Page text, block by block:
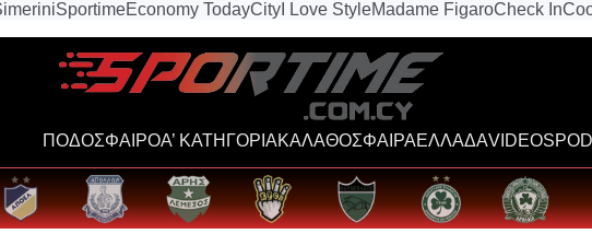
SportimeEconomy TodayCity I Love StyleMadame FigaroCheck In
ΠΟΔΟΣΦΑΙΡΟΑ’ ΚΑΤΗΓΟΡΙΑΚΑΛΑΘΟΣΦΑΙΡΑΕΛΛΑΔΑVIDEOS